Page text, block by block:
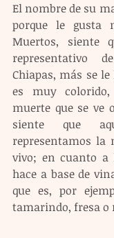
El nombre de su
porque le gusta
Muertos, siente
representativo
Chiapas, más se
es muy
muerte que se ve
siente que
representamos la
vivo; en cuanto a
hace a base de
que es, por
tamarindo, fresa o